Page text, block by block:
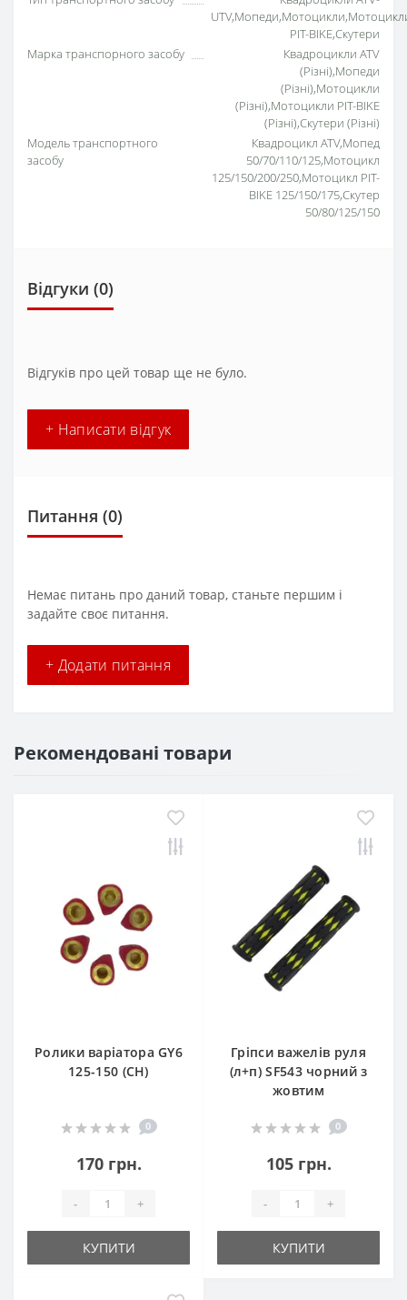
PIT-BIKE,Скутери
Марка транспорного засобу
Квадроцикли ATV
(Різні),Мопеди
(Різні),Мотоцикли
(Різні),Мотоцикли PIT-BIKE
(Різні),Скутери (Різні)
Модель транспортного
засобу
Квадроцикл ATV,Мопед
50/70/110/125,Мотоцикл
125/150/200/250,Мотоцикл PIT-
BIKE 125/150/175,Скутер
50/80/125/150
Відгуки (0)
Відгуків про цей товар ще не було.
+ Написати відгук
Питання (0)
Немає питань про даний товар, станьте першим і
задайте своє питання.
+ Додати питання
Рекомендовані товари
Ролики варіатора GY6
125-150 (CH)
0
170 грн.
- +
КУПИТИ
Гріпси важелів руля
(л+п) SF543 чорний з
жовтим
0
105 грн.
- +
КУПИТИ